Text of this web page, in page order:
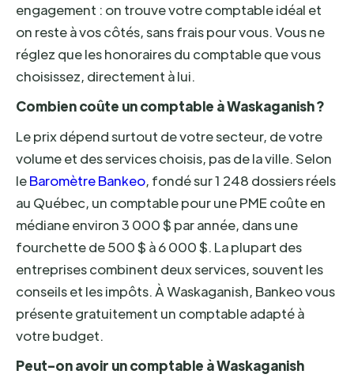
engagement : on trouve votre comptable idéal et
on reste à vos côtés, sans frais pour vous. Vous ne
réglez que les honoraires du comptable que vous
choisissez, directement à lui.
Combien coûte un comptable à Waskaganish ?
Le prix dépend surtout de votre secteur, de votre
volume et des services choisis, pas de la ville. Selon
leBaromètre Bankeo, fondé sur 1 248 dossiers réels
au Québec, un comptable pour une PME coûte en
médiane environ 3 000 $ par année, dans une
fourchette de 500 $ à 6 000 $. La plupart des
entreprises combinent deux services, souvent les
conseils et les impôts. À Waskaganish, Bankeo vous
présente gratuitement un comptable adapté à
votre budget.
Peut-on avoir un comptable à Waskaganish